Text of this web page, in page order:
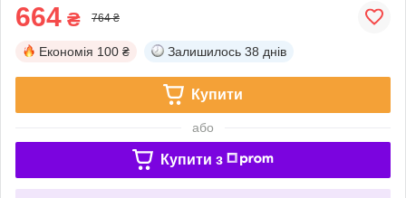
664 ₴ 764 ₴
Економія 100 ₴ Залишилось 38 днів
Купити
або
Купити з